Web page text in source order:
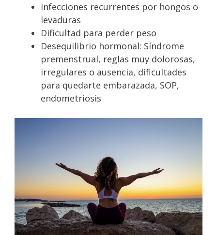
Infecciones recurrentes por hongos o
levaduras
Dificultad para perder peso
Desequilibrio hormonal: Síndrome
premenstrual, reglas muy dolorosas,
irregulares o ausencia, dificultades
para quedarte embarazada, SOP,
endometriosis